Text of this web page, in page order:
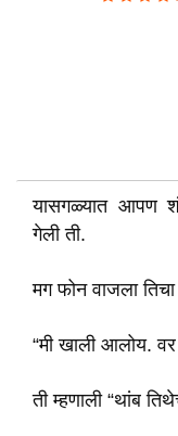
यासगळ्यात आपण
गेली ती.
मग फोन वाजला तिचा
“मी खाली आलोय. वर
ती म्हणाली “थांब